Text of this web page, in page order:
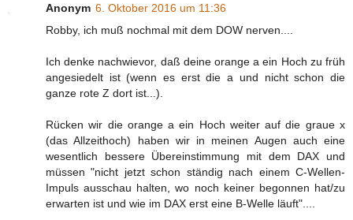
Anonym 6. Oktober 2016 um 11:36
Robby, ich muß nochmal mit dem DOW nerven....
Ich denke nachwievor, daß deine orange a ein Hoch zu früh
angesiedelt ist (wenn es erst die a und nicht schon die
ganze rote Z dort ist...).
Rücken wir die orange a ein Hoch weiter auf die graue x
(das Allzeithoch) haben wir in meinen Augen auch eine
wesentlich bessere Übereinstimmung mit dem DAX und
müssen "nicht jetzt schon ständig nach einem C-Wellen-
Impuls ausschau halten, wo noch keiner begonnen hat/zu
erwarten ist und wie im DAX erst eine B-Welle läuft"....